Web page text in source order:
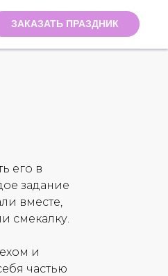
ЗАКАЗАТЬ ПРАЗДНИК
его в
задание
вместе,
смекалку.
и
частью